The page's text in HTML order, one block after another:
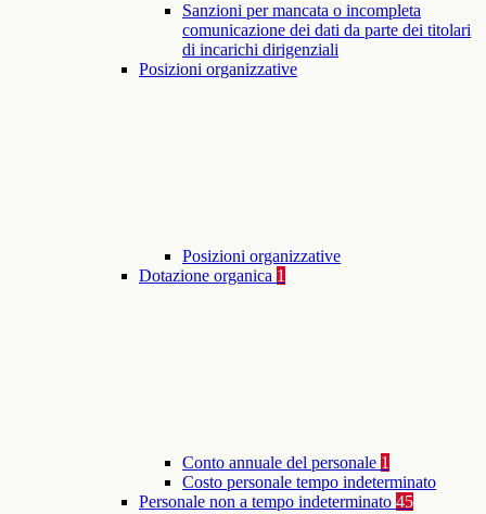
Sanzioni per mancata o incompleta
comunicazione dei dati da parte dei titolari
di incarichi dirigenziali
Posizioni organizzative
Posizioni organizzative
Dotazione organica 1
Conto annuale del personale 1
Costo personale tempo indeterminato
Personale non a tempo indeterminato 45